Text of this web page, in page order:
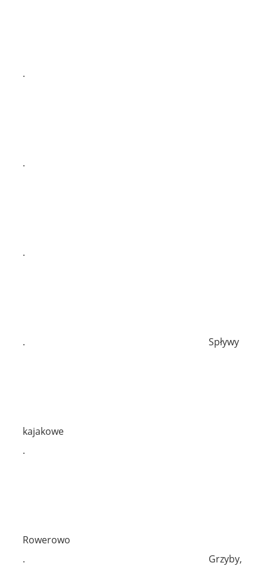
.
.
.
. Spływy
kajakowe
.
Rowerowo
.
Grzyby,